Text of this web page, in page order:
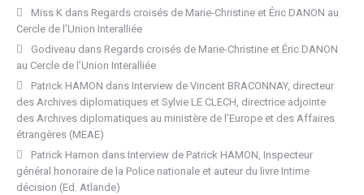
Miss K dans Regards croisés de Marie-Christine et Éric DANON au
Cercle de l’Union Interalliée
Godiveau dans Regards croisés de Marie-Christine et Éric DANON
au Cercle de l’Union Interalliée
Patrick HAMON dans Interview de Vincent BRACONNAY, directeur
des Archives diplomatiques et Sylvie LE CLECH, directrice adjointe
des Archives diplomatiques au ministère de l’Europe et des Affaires
étrangères (MEAE)
Patrick Hamon dans Interview de Patrick HAMON, Inspecteur
général honoraire de la Police nationale et auteur du livre Intime
décision (Ed. Atlande)